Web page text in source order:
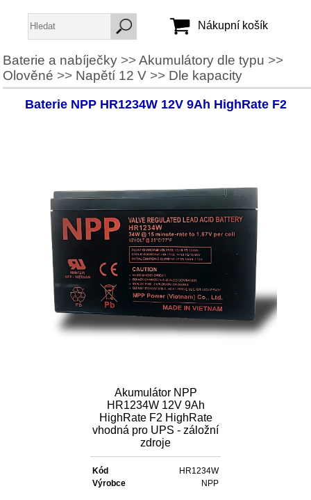
Jméno:
Heslo:
Nákupní košík
Baterie a nabíječky>>Akumulátory dle typu >>
Olověné >> Napětí 12 V>> Dle kapacity
Baterie NPP HR1234W 12V 9Ah HighRate F2
Akumulátor NPP
HR1234W 12V 9Ah
HighRate F2 HighRate
vhodná pro UPS - záložní
zdroje
Kód
HR1234W
Výrobce
NPP